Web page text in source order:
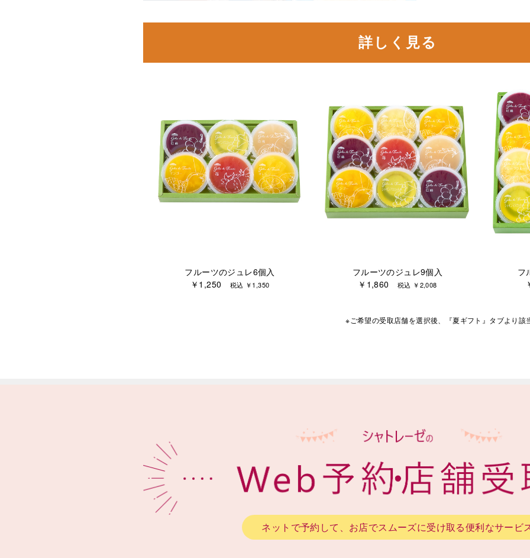
詳しく見る
フルーツのジュレ6個入
￥1,250
税込 ￥1,350
フルーツのジュレ9個入
￥1,860税込 ￥2,008
フ
※ご希望の受取店舗を選択後、『夏ギフト』タブより 該
ネットで予約して、お店でスムーズに受け取る便利なサービ